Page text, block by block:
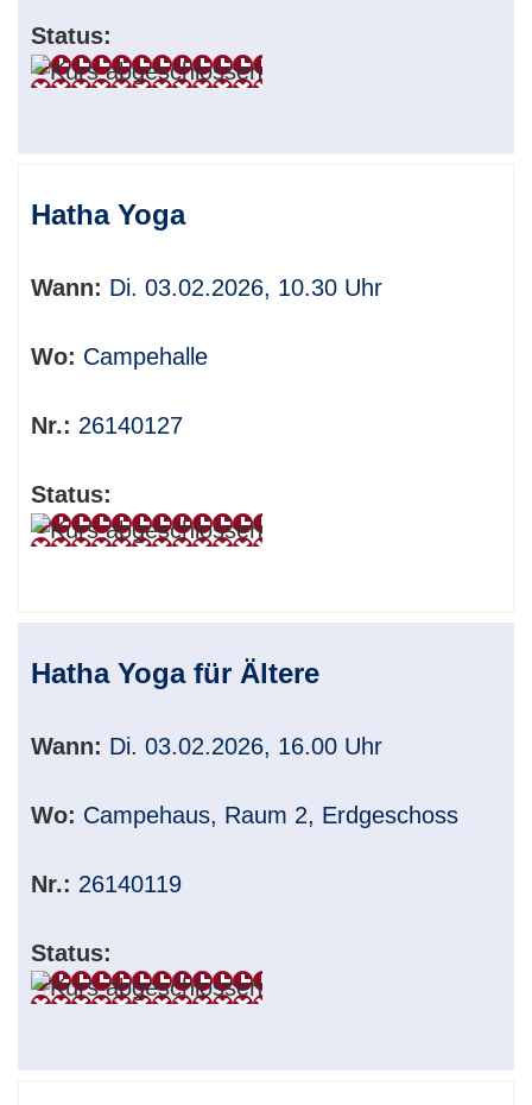
Status:
Hatha Yoga
Wann: Di. 03.02.2026, 10.30 Uhr
Wo: Campehalle
Nr.: 26140127
Status:
Hatha Yoga für Ältere
Wann: Di. 03.02.2026, 16.00 Uhr
Wo: Campehaus, Raum 2, Erdgeschoss
Nr.: 26140119
Status: